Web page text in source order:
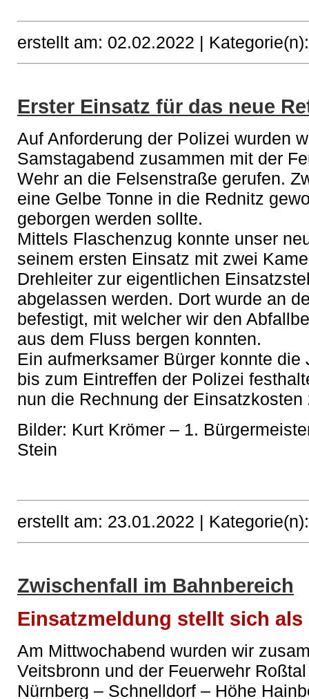
erstellt am: 02.02.2022 |
Erster Einsatz für das neue
Auf Anforderung der Polizei wurden
Samstagabend zusammen mit der
Wehr an die Felsenstraße gerufen.
eine Gelbe Tonne in die Rednitz
geborgen werden sollte.
Mittels Flaschenzug konnte unser
seinem ersten Einsatz mit zwei
Drehleiter zur eigentlichen
abgelassen werden. Dort wurde an
befestigt, mit welcher wir den
aus dem Fluss bergen konnten.
Ein aufmerksamer Bürger konnte
bis zum Eintreffen der Polizei
nun die Rechnung der Einsatzkosten
Bilder: Kurt Krömer – 1.
Stein
erstellt am: 23.01.2022 |
Zwischenfall im Bahnbereich
Einsatzmeldung stellt sich
Am Mittwochabend wurden wir
Veitsbronn und der Feuerwehr
Nürnberg – Schnelldorf – Höhe